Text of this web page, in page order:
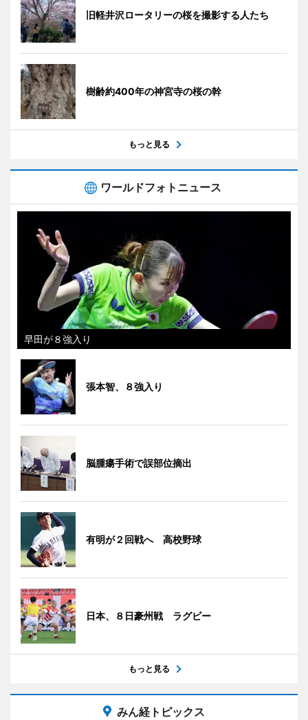
旧軽井沢ロータリーの桜を撮影する人たち
樹齢約400年の神宮寺の桜の幹
もっと見る
ワールドフォトニュース
早田が８強入り
張本智、８強入り
脳腫瘍手術で誤部位摘出
有明が２回戦へ 高校野球
日本、８日豪州戦 ラグビー
もっと見る
みん経トピックス